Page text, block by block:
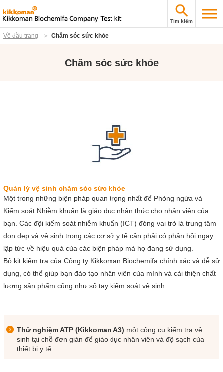
Tìm kiếm
Về đầu trang Chăm sóc sức khỏe
Chăm sóc sức khỏe
Quản lý vệ sinh chăm sóc sức khỏe
Một trong những biện pháp quan trọng nhất để Phòng ngừa và
Kiểm soát Nhiễm khuẩn là giáo dục nhận thức cho nhân viên của
bạn. Các đội kiểm soát nhiễm khuẩn (ICT) đóng vai trò là trung tâm
dọn dẹp và vệ sinh trong các cơ sở y tế cần phải có phản hồi ngay
lập tức về hiệu quả của các biện pháp mà họ đang sử dụng.
Bộ kit kiểm tra của Công ty Kikkoman Biochemifa chính xác và dễ sử
dụng, có thể giúp bạn đào tạo nhân viên của mình và cải thiện chất
lượng sản phẩm cũng như sổ tay kiểm soát vệ sinh.
Thử nghiệm ATP (Kikkoman A3) một công cụ kiểm tra vệ
sinh tại chỗ đơn giản để giáo dục nhân viên và độ sạch của
thiết bị y tế.